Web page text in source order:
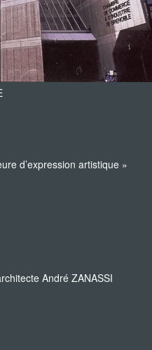
d’expression artistique »
André ZANASSI